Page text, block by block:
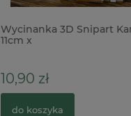
Wycinanka 3D Snipart
11cm x
10,90 zł
do koszyka